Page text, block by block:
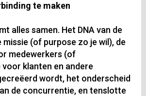
te maken
alles samen. Het DNA van de
missie (of purpose zo je wil), de
medewerkers (of
klanten en andere
wordt, het onderscheid
de concurrentie, en tenslotte